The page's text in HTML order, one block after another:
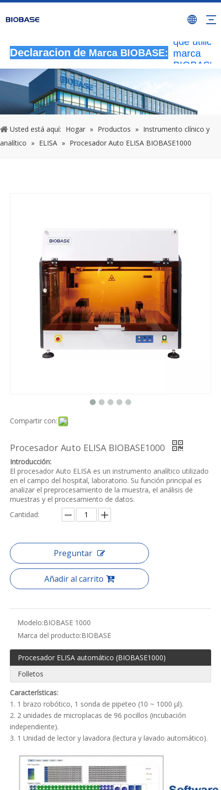
Declaracion de Marca BIOBASE: marca
BIOBASE
legal.
Usted está aquí: Hogar » Productos » Instrumento clínico y
analítico » ELISA » Procesador Auto ELISA BIOBASE1000
Compartir con:
Procesador Auto ELISA BIOBASE1000
Introducción:
El procesador Auto ELISA es un instrumento analítico utilizado
en el campo del hospital, laboratorio. Su función principal es
analizar el preprocesamiento de la muestra, el análisis de
muestras y el procesamiento de datos.
Cantidad:
Preguntar
Añadir al carrito
Modelo:BIOBASE 1000
Marca del producto:BIOBASE
Procesador ELISA automático (BIOBASE1000)
Folletos
Características:
1. 1 brazo robótico, 1 sonda de pipeteo (10 ~ 1000 μl).
2. 2 unidades de microplacas de 96 pocillos (incubación
independiente).
3. 1 Unidad de lector y lavadora (lectura y lavado automático).